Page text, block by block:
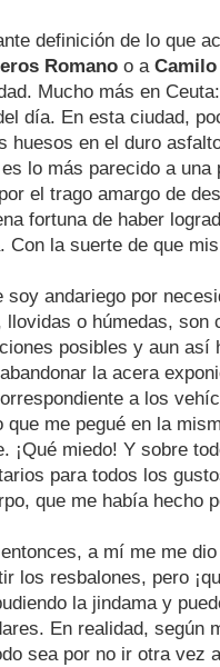
definición de lo que
Romano o a Camilo
Mucho más en
día. En esta ciudad,
huesos en el duro
lo más parecido a
el trago amargo de
fortuna de haber
Con la suerte de que
soy andariego por
llovidas o húmedas, son
posibles y aun así
la acera
a los
que me pegué en la
¡Qué miedo! Y sobre
para todos los
que me había hecho
a mí me me
los resbalones, pero
la jindama y
En realidad, según
sea por no ir otra vez